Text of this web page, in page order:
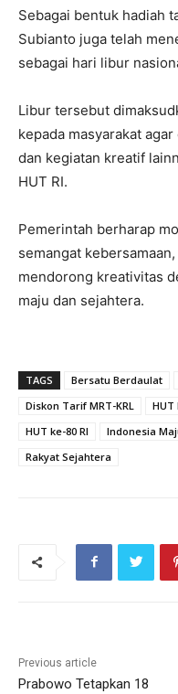
Sebagai bentuk hadiah
Subianto juga telah
sebagai hari libur
Libur tersebut
kepada masyarakat
dan kegiatan kreatif
HUT RI.
Pemerintah berharap
semangat
mendorong kreativitas
maju dan sejahtera.
TAGS Bersatu Berdaulat
Diskon Tarif MRT-KRL
HUT
HUT ke-80 RI
Indonesia
Rakyat Sejahtera
Previous article
Prabowo Tetapkan 18